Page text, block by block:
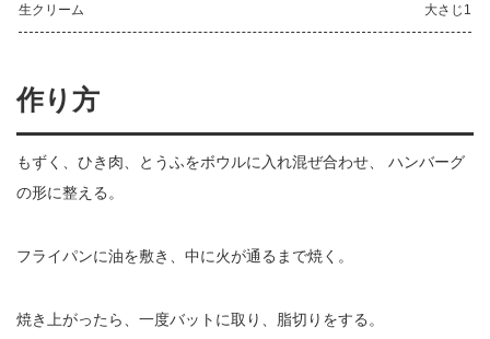
生クリーム 大さじ1
作り方
もずく、ひき肉、とうふをボウルに入れ混ぜ合わせ、 ハンバーグ
の形に整える。
フライパンに油を敷き、中に火が通るまで焼く。
焼き上がったら、一度バットに取り、脂切りをする。